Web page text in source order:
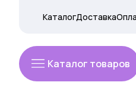
КаталогДоставка
Каталог товаров